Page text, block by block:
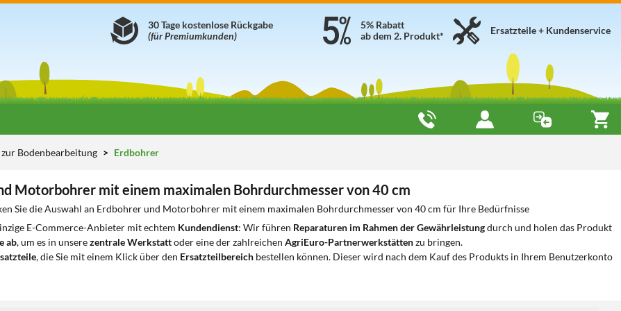
Ersatzteile + Kundenservice
5% Rabatt
ab dem 2. Produkt*
30 Tage kostenlose Rückgabe
(für Premiumkunden)
Bodenbearbeitung Erdbohrer
Motorbohrer mit einem maximalen Bohrdurchmesser von 40 cm
Sie die Auswahl an Erdbohrer und Motorbohrer mit einem maximalen Bohrdurchmesser von 40 cm für Ihre Bedürfnisse
E-Commerce-Anbieter mit echtem Kundendienst: Wir führen Reparaturen im Rahmen der Gewährleistungdurch und holen das Produkt
ab, um es in unserezentrale Werkstattoder eine der zahlreichen AgriEuro-Partnerwerkstättenzu bringen.
, die Sie mit einem Klick über den Ersatzteilbereich bestellen können. Dieser wird nach dem Kauf des Produkts in Ihrem Benutzerkonto